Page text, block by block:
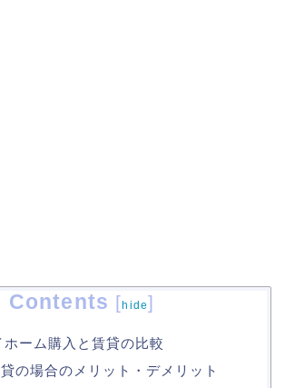
Contents [hide]
ーム購入と賃貸の比較
場合のメリット・デメリット